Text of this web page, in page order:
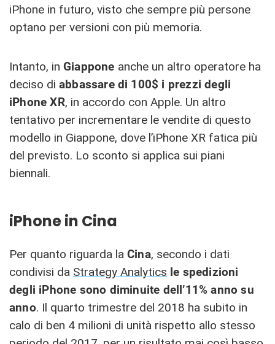
iPhone in futuro, visto che sempre più persone
optano per versioni con più memoria.
Intanto, in Giappone anche un altro operatore ha
deciso di abbassare di 100$ i prezzi degli
iPhone XR, in accordo con Apple. Un altro
tentativo per incrementare le vendite di questo
modello in Giappone, dove l’iPhone XR fatica più
del previsto. Lo sconto si applica sui piani
biennali.
iPhone in Cina
Per quanto riguarda la Cina, secondo i dati
condivisi da Strategy Analytics le spedizioni
degli iPhone sono diminuite dell’11% anno su
anno. Il quarto trimestre del 2018 ha subito in
calo di ben 4 milioni di unità rispetto allo stesso